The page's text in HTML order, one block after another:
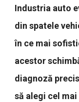
Industria auto
din spatele
în ce mai
acestor
diagnoză
să alegi cel